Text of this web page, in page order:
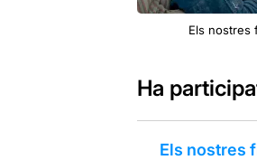
Els nostres
Ha
Els nostres